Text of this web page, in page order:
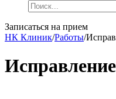
Записаться на прием
НК Клиник/Работы/